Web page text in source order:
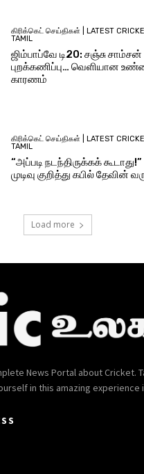
கிரிக்கெட் செய்திகள் | LATEST
TAMIL
ஜிம்பாப்வே டி20: சஞ்சு சாம்சன்
புறக்கணிப்பு… வெளியான
காரணம்
கிரிக்கெட் செய்திகள் | LATEST
TAMIL
“அப்படி நடந்திருக்கக்
முடிவு குறித்து கபில் தேவின்
Load more
News Portal about Cricket.
in this amazing experience